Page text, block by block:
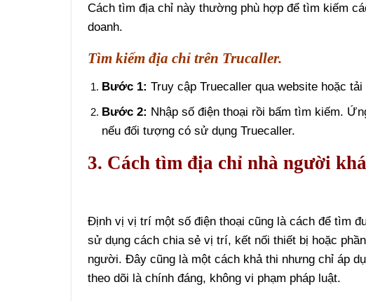
Cách tìm địa chỉ này thường phù hợp để tìm kiếm
doanh.
Tìm kiếm địa chỉ trên Trucaller.
Bước 1: Truy cập Truecaller qua website hoặc
Bước 2: Nhập số điện thoại rồi bấm tìm kiếm.
nếu đối tượng có sử dụng Truecaller.
3. Cách tìm địa chỉ nhà người
Định vị vị trí một số điện thoại cũng là cách để tìm
sử dụng cách chia sẻ vị trí, kết nối thiết bị hoặc
người. Đây cũng là một cách khả thi nhưng chỉ áp
theo dõi là chính đáng, không vi phạm pháp luật.